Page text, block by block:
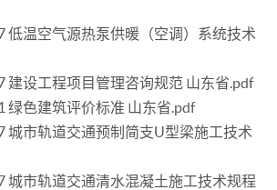
低温空气源热泵供暖（空调）系统技术
建设工程项目管理咨询规范 山东省.pdf
绿色建筑评价标准 山东省.pdf
城市轨道交通预制简支U型梁施工技术
城市轨道交通清水混凝土施工技术规程